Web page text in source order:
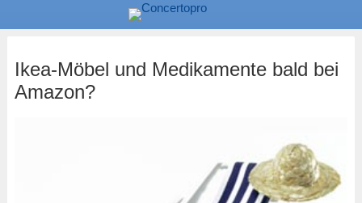
Ikea-Möbel und Medikamente bald bei
Amazon?